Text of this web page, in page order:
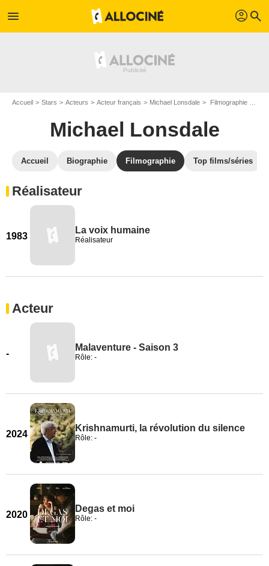
menu profil search
Accueil Stars Acteurs Acteur français Michael Lonsdale Filmographie Michael Lonsdale
Michael Lonsdale
Accueil Biographie Filmographie Top films/séries
Réalisateur
1983
La voix humaine
Réalisateur
Acteur
-
Malaventure - Saison 3
Rôle: -
2024
Krishnamurti, la révolution du silence
Rôle: -
2020
Degas et moi
Rôle: -